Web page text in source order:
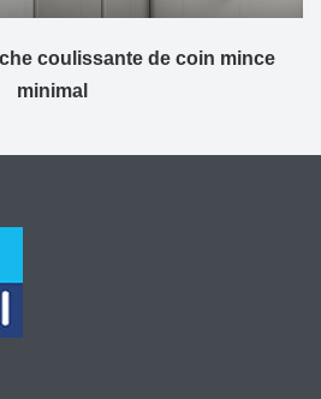
coulissante de coin mince
minimal